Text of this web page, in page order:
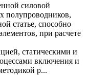
силовой
полупроводников,
статье, способно
при расчете
статическими и
включения и
р...